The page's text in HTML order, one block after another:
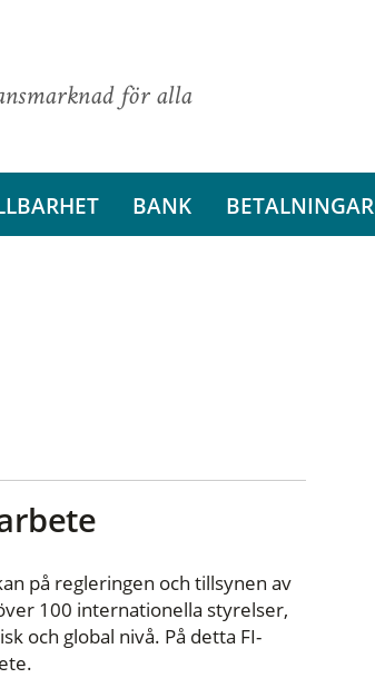
för alla
BANK BETALNINGAR
på regleringen och tillsynen av
100 internationella styrelser,
och global nivå. På detta FI-